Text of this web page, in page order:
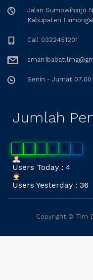
a
v
i
g
i
o
n
Jalan Sumowiharjo
Kabupaten
Call 0322451201
Senin - Jumat 07.00
Jumlah
0 2 7 8 8 2
Users Today : 4
Users Yesterday : 36
Copyright © Tim